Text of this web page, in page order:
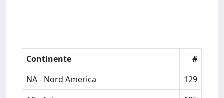
Continente
#
NA - Nord America
129